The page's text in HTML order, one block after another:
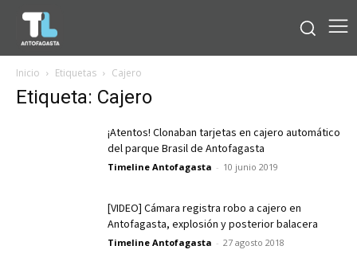
Inicio Etiquetas Cajero
Etiqueta: Cajero
¡Atentos! Clonaban tarjetas en cajero automático
del parque Brasil de Antofagasta
Timeline Antofagasta - 10 junio 2019
[VIDEO] Cámara registra robo a cajero en
Antofagasta, explosión y posterior balacera
Timeline Antofagasta - 27 agosto 2018